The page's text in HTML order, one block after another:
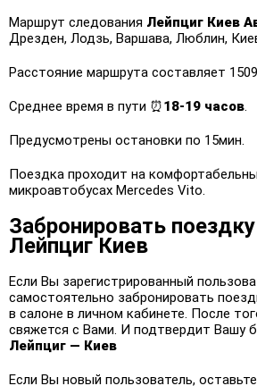
Маршрут следования Лейпциг Киев
Дрезден, Лодзь, Варшава, Люблин,
Расстояние маршрута составляет
Среднее время в пути ⏰18-19 часов.
Предусмотрены остановки по 15мин.
Поездка проходит на
микроавтобусах Mercedes Vito.
Забронировать
Лейпциг Киев
Если Вы зарегистрированный
самостоятельно забронировать
в салоне в личном кабинете. После
свяжется с Вами. И подтвердит Вашу
Лейпциг — Киев
Если Вы новый пользователь,